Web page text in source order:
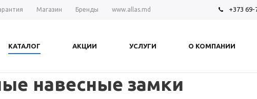
Магазин Бренды www.allas.md +373 69-
КАТАЛОГ АКЦИИ УСЛУГИ О КОМПАНИИ
навесные замки